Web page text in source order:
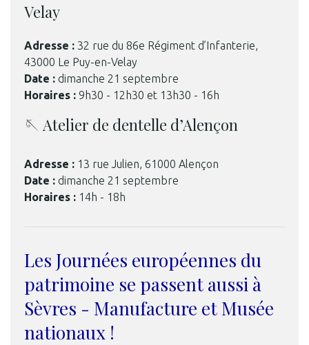
Velay
Adresse : 32 rue du 86e Régiment d’Infanterie,
43000 Le Puy-en-Velay
Date : dimanche 21 septembre
Horaires : 9h30 - 12h30 et 13h30 - 16h
🪡 Atelier de dentelle d’Alençon
Adresse : 13 rue Julien, 61000 Alençon
Date : dimanche 21 septembre
Horaires : 14h - 18h
Les Journées européennes du
patrimoine se passent aussi à
Sèvres - Manufacture et Musée
nationaux !